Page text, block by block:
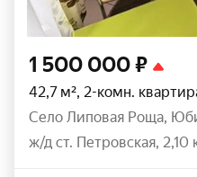
1 500 000 ₽
42,7 м², 2-комн.
село Липовая Роща,
ж/д ст. Петровская, 2,10